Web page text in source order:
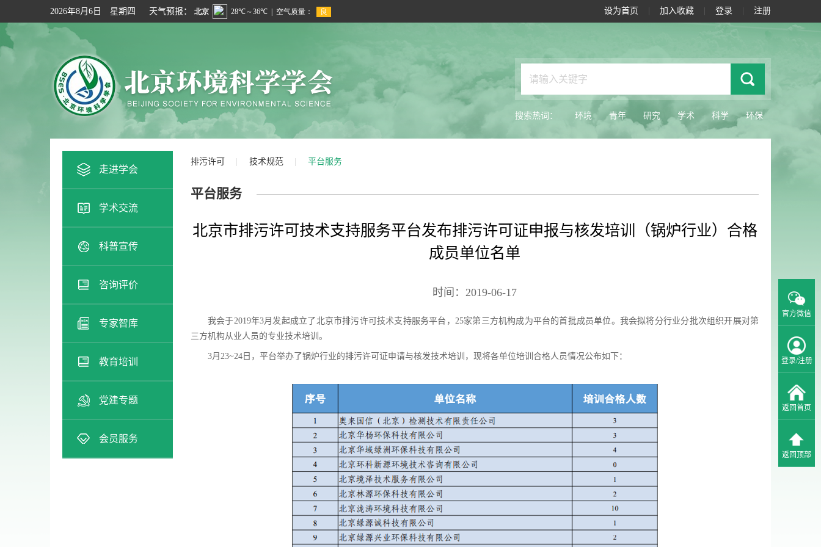
2026年8月6日 星期四 天气预报： 设为首页 加入收藏 登录 注册
搜索热词： 环境 青年 研究 学术 科学 环保
走进学会
学术交流
科普宣传
咨询评价
专家智库
教育培训
党建专题
会员服务
排污许可 技术规范 平台服务
平台服务
北京市排污许可技术支持服务平台发布排污许可证申报与核发培训（锅炉行业）合格
成员单位名单
时间：2019-06-17
我会于2019年3月发起成立了北京市排污许可技术支持服务平台，25家第三方机构成为平台的首批成员单位。我会拟将分行业分批次组织开展对第
三方机构从业人员的专业技术培训。
3月23~24日，平台举办了锅炉行业的排污许可证申请与核发技术培训，现将各单位培训合格人员情况公布如下：
官方微信
登录/注册
返回首页
返回顶部